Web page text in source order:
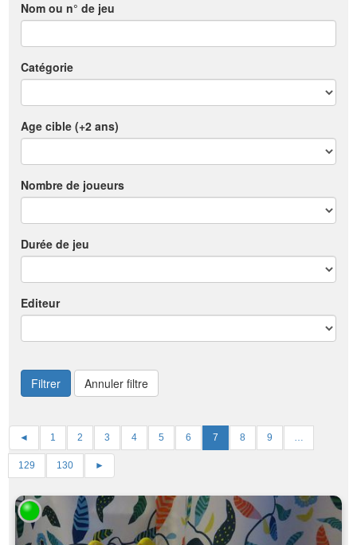
Nom ou n° de jeu
Catégorie
Age cible (+2 ans)
Nombre de joueurs
Durée de jeu
Editeur
Filtrer Annuler filtre
◄ 1 2 3 4 5 6 7 8 9 …
129 130 ►